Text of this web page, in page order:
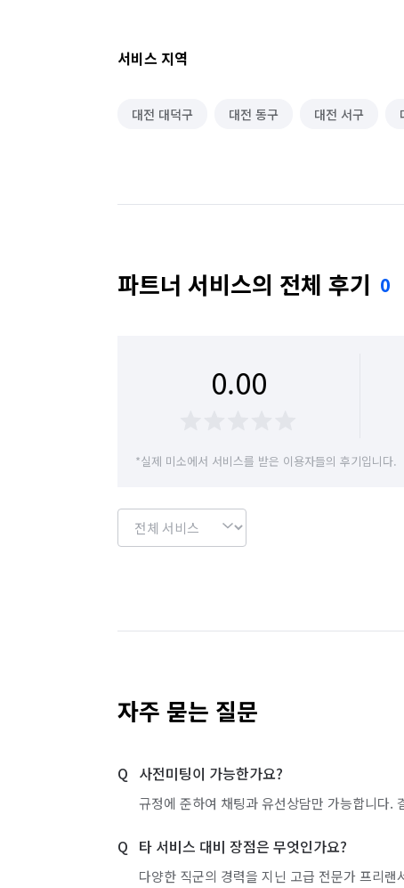
서비스 지역
대전 대덕구 대전 동구 대전 서구
파트너 서비스의 전체 후기 0
0.00
*실제 미소에서 서비스를 받은 이용자들의 후기입니다.
자주 묻는 질문
사전미팅이 가능한가요?
규정에 준하여 채팅과 유선상담만 가능합니다.
타 서비스 대비 장점은 무엇인가요?
다양한 직군의 경력을 지닌 고급 전문가 프리